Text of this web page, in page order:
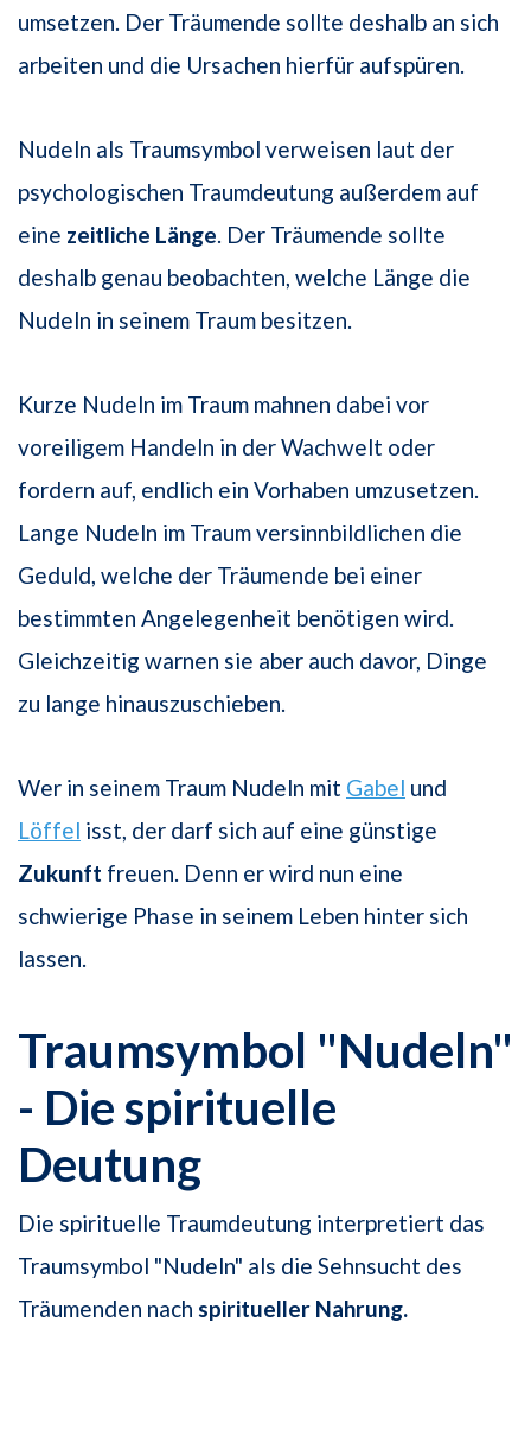
umsetzen. Der Träumende sollte deshalb an sich
arbeiten und die Ursachen hierfür aufspüren.
Nudeln als Traumsymbol verweisen laut der
psychologischen Traumdeutung außerdem auf
eine zeitliche Länge. Der Träumende sollte
deshalb genau beobachten, welche Länge die
Nudeln in seinem Traum besitzen.
Kurze Nudeln im Traum mahnen dabei vor
voreiligem Handeln in der Wachwelt oder
fordern auf, endlich ein Vorhaben umzusetzen.
Lange Nudeln im Traum versinnbildlichen die
Geduld, welche der Träumende bei einer
bestimmten Angelegenheit benötigen wird.
Gleichzeitig warnen sie aber auch davor, Dinge
zu lange hinauszuschieben.
Wer in seinem Traum Nudeln mit Gabel und
Löffel isst, der darf sich auf eine günstige
Zukunft freuen. Denn er wird nun eine
schwierige Phase in seinem Leben hinter sich
lassen.
Traumsymbol "Nudeln"
- Die spirituelle
Deutung
Die spirituelle Traumdeutung interpretiert das
Traumsymbol "Nudeln" als die Sehnsucht des
Träumenden nach spiritueller Nahrung.